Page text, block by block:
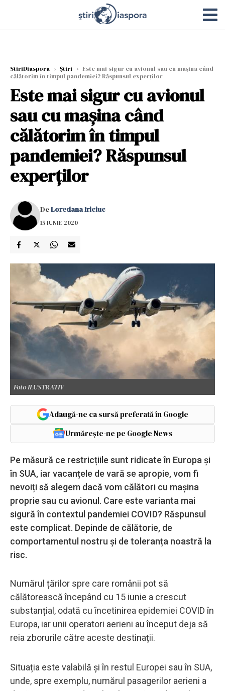
StiriDiaspora › Știri › Este mai sigur cu avionul sau cu mașina când
călătorim în timpul pandemiei? Răspunsul experților
Este mai sigur cu avionul
sau cu mașina când
călătorim în timpul
pandemiei? Răspunsul
experților
DeLoredana Iriciuc
15 IUNIE 2020
Foto ILUSTRATIV
Adaugă-ne ca sursă preferată în Google
Urmărește-ne pe Google News
Pe măsură ce restricțiile sunt ridicate în Europa și
în SUA, iar vacanțele de vară se apropie, vom fi
nevoiți să alegem dacă vom călători cu mașina
proprie sau cu avionul. Care este varianta mai
sigură în contextul pandemiei COVID? Răspunsul
este complicat. Depinde de călătorie, de
comportamentul nostru și de toleranța noastră la
risc.
Numărul țărilor spre care românii pot să
călătorească începând cu 15 iunie a crescut
substanțial, odată cu încetinirea epidemiei COVID în
Europa, iar unii operatori aerieni au început deja să
reia zborurile către aceste destinații.
Situația este valabilă și în restul Europei sau în SUA,
unde, spre exemplu, numărul pasagerilor aerieni a